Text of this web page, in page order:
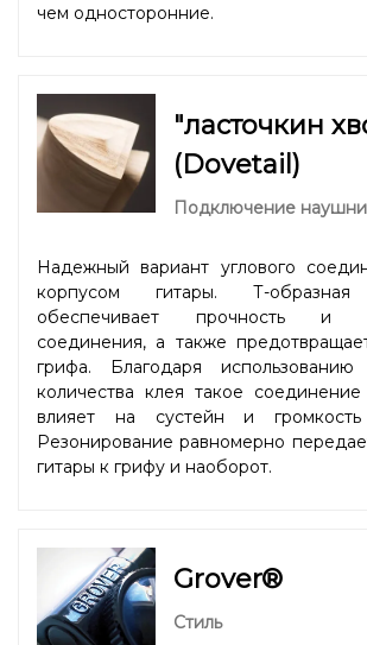
чем односторонние.
"ласточкин
(Dovetail)
Подключение
Надежный вариант углового
корпусом гитары. Т-образная
обеспечивает прочность и
соединения, а также
грифа. Благодаря использованию
количества клея такое
влияет на сустейн и громкость
Резонирование равномерно
гитары к грифу и наоборот.
Grover®
Стиль